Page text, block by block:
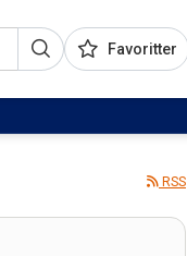
Favoritter
RSS